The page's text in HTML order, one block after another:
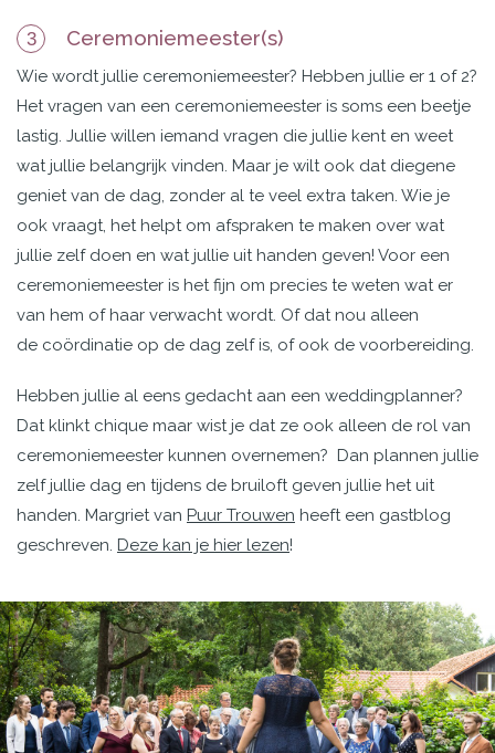
3 Ceremoniemeester(s)
Wie wordt jullie ceremoniemeester? Hebben jullie er 1 of 2?
Het vragen van een ceremoniemeester is soms een beetje
lastig. Jullie willen iemand vragen die jullie kent en weet
wat jullie belangrijk vinden. Maar je wilt ook dat diegene
geniet van de dag, zonder al te veel extra taken. Wie je
ook vraagt, het helpt om afspraken te maken over wat
jullie zelf doen en wat jullie uit handen geven! Voor een
ceremoniemeester is het fijn om precies te weten wat er
van hem of haar verwacht wordt. Of dat nou alleen
de coördinatie op de dag zelf is, of ook de voorbereiding.
Hebben jullie al eens gedacht aan een weddingplanner?
Dat klinkt chique maar wist je dat ze ook alleen de rol van
ceremoniemeester kunnen overnemen? Dan plannen jullie
zelf jullie dag en tijdens de bruiloft geven jullie het uit
handen. Margriet van Puur Trouwen heeft een gastblog
geschreven. Deze kan je hier lezen!